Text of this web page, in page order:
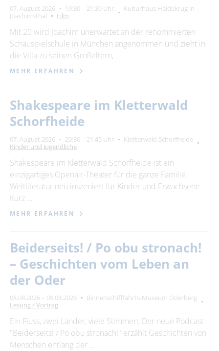
07. August 2026 19:30 – 21:30 Uhr
Kulturhaus Heidekrug in
Joachimsthal
Film
Mit 20 wird Joachim unerwartet an der renommierten
Schauspielschule in München angenommen und zieht in
die Villa zu seinen Großeltern, …
MEHR ERFAHREN
Shakespeare im Kletterwald
Schorfheide
07. August 2026 20:30 – 21:45 Uhr
Kletterwald Schorfheide
Kinder und Jugendliche
Shakespeare im Kletterwald Schorfheide ist ein
einzigartiges Openair-Theater für die ganze Familie.
Weltliteratur neu inszeniert für Kinder und Erwachsene.
Kurz …
MEHR ERFAHREN
Beiderseits! / Po obu stronach!
– Geschichten vom Leben an
der Oder
08.08.2026 – 09.08.2026
Binnenschifffahrts-Museum Oderberg
Lesung / Vortrag
Ein Fluss, zwei Länder, viele Stimmen: Der neue Podcast
"Beiderseits! / Po obu stronach!" erzählt Geschichten von
Menschen entlang der …